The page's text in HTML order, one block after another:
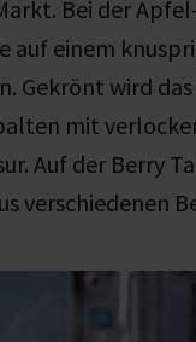
Bei der
auf einem
Gekrönt wird das
mit
Auf der Berry
verschiedenen